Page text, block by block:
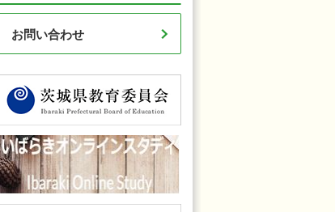
お問い合わせ